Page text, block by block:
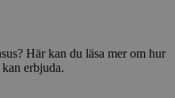
Här kan du läsa mer om hur
erbjuda.